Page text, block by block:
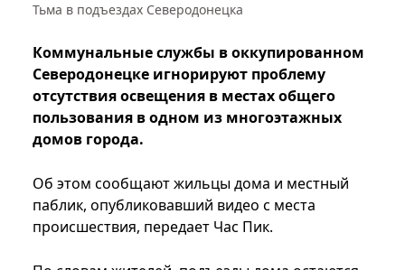
Тьма в подъездах Северодонецка
Коммунальные службы в оккупированном
Северодонецке игнорируют проблему
отсутствия освещения в местах общего
пользования в одном из многоэтажных
домов города.
Об этом сообщают жильцы дома и местный
паблик, опубликовавший видео с места
происшествия, передает Час Пик.